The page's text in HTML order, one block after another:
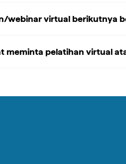
webinar virtual berikutnya
meminta pelatihan virtual